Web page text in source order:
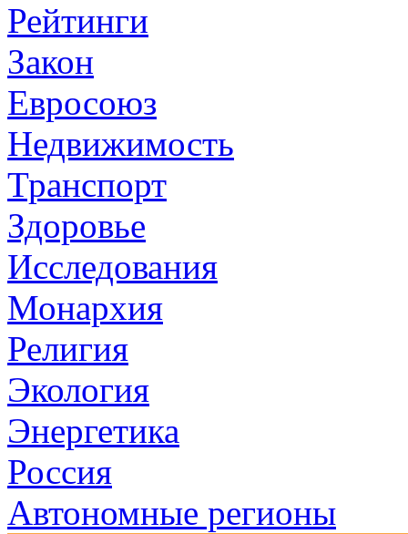
Рейтинги
Закон
Евросоюз
Недвижимость
Транспорт
Здоровье
Исследования
Монархия
Религия
Экология
Энергетика
Россия
Автономные регионы